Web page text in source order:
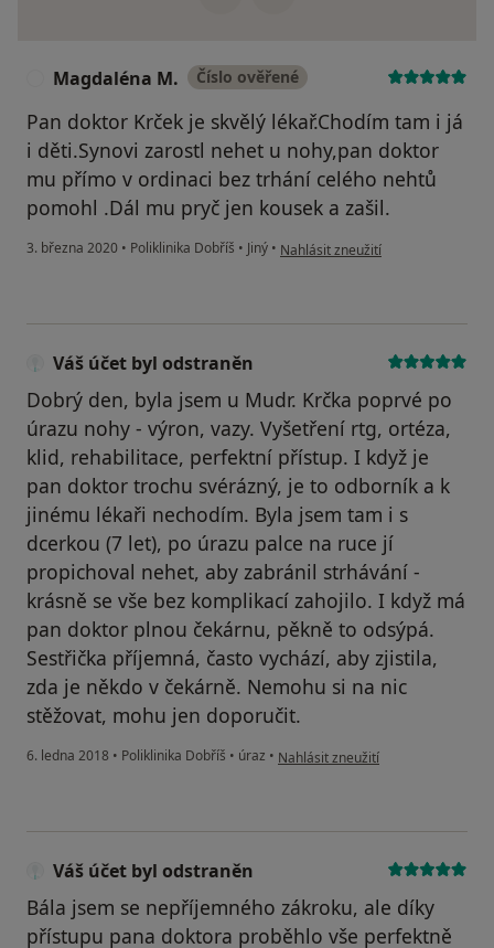
Magdaléna M. Číslo ověřené
Pan doktor Krček je skvělý lékař.Chodím tam i já
i děti.Synovi zarostl nehet u nohy,pan doktor
mu přímo v ordinaci bez trhání celého nehtů
pomohl .Dál mu pryč jen kousek a zašil.
3. března 2020 • Poliklinika Dobříš • Jiný • podle názoru uživatele Magdaléna
Nahlásit zneužití
Váš účet byl odstraněn
Dobrý den, byla jsem u Mudr. Krčka poprvé po
úrazu nohy - výron, vazy. Vyšetření rtg, ortéza,
klid, rehabilitace, perfektní přístup. I když je
pan doktor trochu svérázný, je to odborník a k
jinému lékaři nechodím. Byla jsem tam i s
dcerkou (7 let), po úrazu palce na ruce jí
propichoval nehet, aby zabránil strhávání -
krásně se vše bez komplikací zahojilo. I když má
pan doktor plnou čekárnu, pěkně to odsýpá.
Sestřička příjemná, často vychází, aby zjistila,
zda je někdo v čekárně. Nemohu si na nic
stěžovat, mohu jen doporučit.
6. ledna 2018 • Poliklinika Dobříš • úraz • podle názoru uživatele Váš účet
Nahlásit zneužití
Váš účet byl odstraněn
Bála jsem se nepříjemného zákroku, ale díky
přístupu pana doktora proběhlo vše perfektně